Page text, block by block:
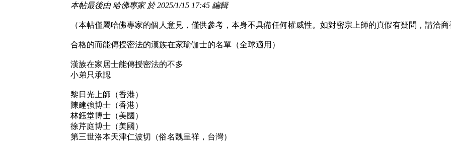
本帖最後由 哈佛專家 於 2025/1/15 17:45 編輯
（本帖僅屬哈佛專家的個人意見，僅供參考，本身不具備任何權威性。如對密宗上師的真假有疑問，請洽
合格的而能傳授密法的漢族在家瑜伽士的名單（全球適用）
漢族在家居士能傳授密法的不多
小弟只承認
黎日光上師（香港）
陳建強博士（香港）
林鈺堂博士（美國）
徐芹庭博士（美國）
第三世洛本天津仁波切（俗名魏呈祥，台灣）